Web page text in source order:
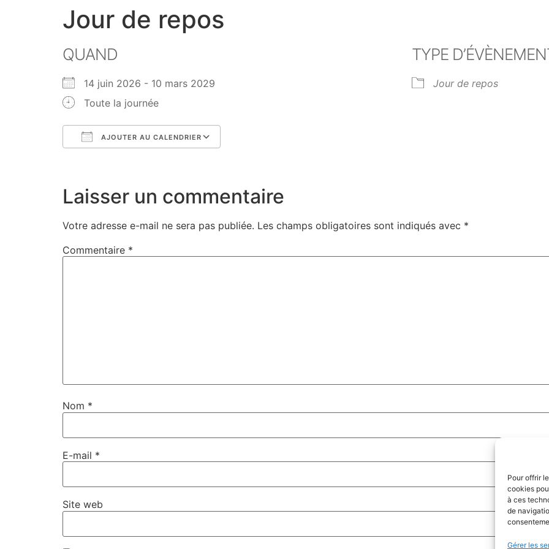
Pour offrir
cookies
à ces
de
Gérer les
Jour de repos
QUAND
14 juin 2026 - 10 mars 2029
Toute la journée
AJOUTER AU CALENDRIER
TYPE
Jour de repos
Laisser un commentaire
Votre adresse e-mail ne sera pas publiée. Les champs obligatoires sont indiqués avec *
Commentaire *
Nom *
E-mail *
Site web